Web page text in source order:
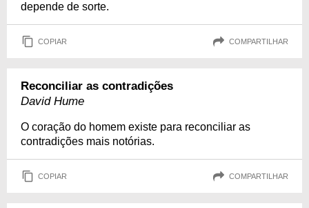
depende de sorte.
COPIAR COMPARTILHAR
Reconciliar as contradições
David Hume
O coração do homem existe para reconciliar as
contradições mais notórias.
COPIAR COMPARTILHAR